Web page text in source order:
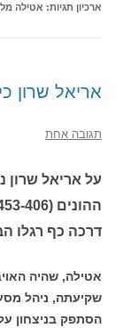
ארכיון תגיות: אטילה
אריאל שרון
תגובה אחת
על אריאל שרון
דרכה כף רגלו
אטילה, שהיה
שקיעתה, ניהל
הסתפק בניצחון